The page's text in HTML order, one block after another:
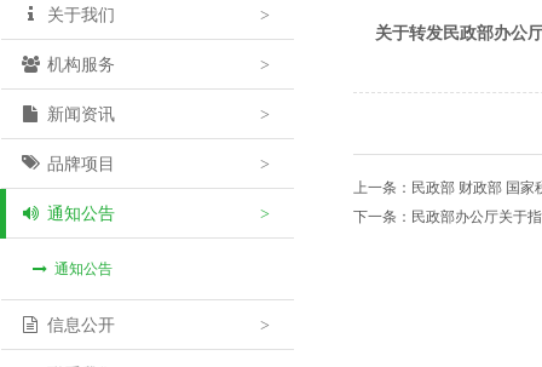
关于我们 >
机构服务 >
新闻资讯 >
品牌项目 >
通知公告 >
通知公告
信息公开 >
关于转发民政部办公
上一条： 民政部 财政部 国
下一条： 民政部办公厅关于